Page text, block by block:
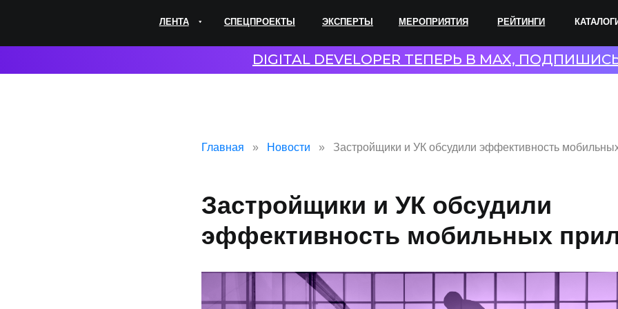
ЭКСПЕРТЫ КАТАЛОГИ
МЕРОПРИЯТИЯ
СПЕЦПРОЕКТЫ РЕЙТИНГИ
ЛЕНТА
DIGITAL DEVELOPER ТЕПЕРЬ В MAX,
Главная Новости Застройщики и УК обсудили эффективность
Застройщики и УК обсудили
эффективность мобильных